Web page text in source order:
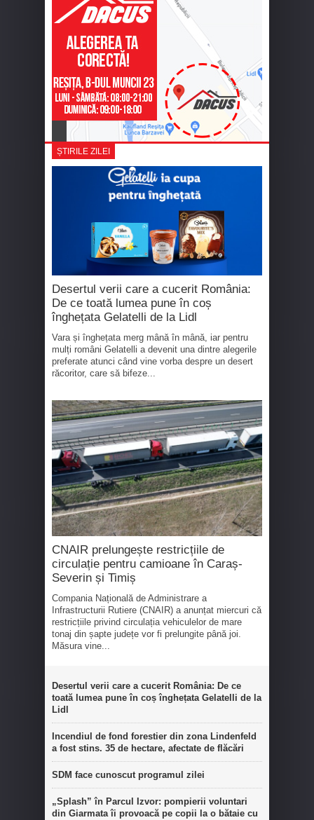
ȘTIRILE ZILEI
Desertul verii care a cucerit România:
De ce toată lumea pune în coș
înghețata Gelatelli de la Lidl
Vara și înghețata merg mână în mână, iar pentru
mulți români Gelatelli a devenit una dintre alegerile
preferate atunci când vine vorba despre un desert
răcoritor, care să bifeze...
CNAIR prelungește restricțiile de
circulație pentru camioane în Caraș-
Severin și Timiș
Compania Națională de Administrare a
Infrastructurii Rutiere (CNAIR) a anunțat miercuri că
restricțiile privind circulația vehiculelor de mare
tonaj din șapte județe vor fi prelungite până joi.
Măsura vine...
Desertul verii care a cucerit România: De ce
toată lumea pune în coș înghețata Gelatelli de la
Lidl
Incendiul de fond forestier din zona Lindenfeld
a fost stins. 35 de hectare, afectate de flăcări
SDM face cunoscut programul zilei
„Splash” în Parcul Izvor: pompierii voluntari
din Giarmata îi provoacă pe copii la o bătaie cu